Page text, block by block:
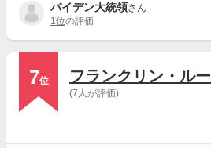
バイデン大統領さん
1位の評価
7位 フランクリン・ル
(7人が評価)